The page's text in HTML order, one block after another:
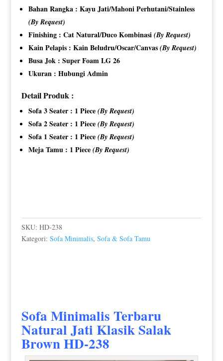
Bahan Rangka : Kayu Jati/Mahoni Perhutani/Stainless
(By Request)
Finishing : Cat Natural/Duco Kombinasi (By Request)
Kain Pelapis : Kain Beludru/Oscar/Canvas (By Request)
Busa Jok : Super Foam LG 26
Ukuran : Hubungi Admin
Detail Produk :
Sofa 3 Seater : 1 Piece (By Request)
Sofa 2 Seater : 1 Piece (By Request)
Sofa 1 Seater : 1 Piece (By Request)
Meja Tamu : 1 Piece (By Request)
SKU: HD-238
Kategori: Sofa Minimalis, Sofa & Sofa Tamu
Sofa Minimalis Terbaru
Natural Jati Klasik Salak
Brown HD-238